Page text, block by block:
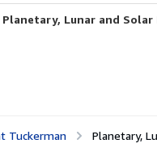
Lunar and Solar
Tuckerman Planetary,